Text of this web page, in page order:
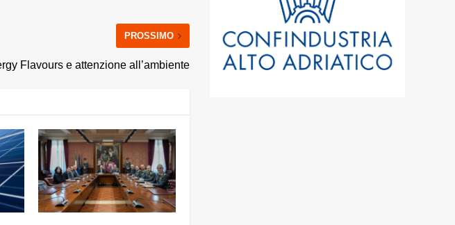
PROSSIMO
Flavours e attenzione all’ambiente